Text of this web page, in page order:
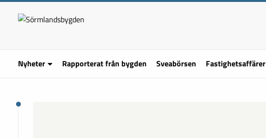
Nyheter Rapporterat från bygden Sveabörsen Fastighetsaffärer